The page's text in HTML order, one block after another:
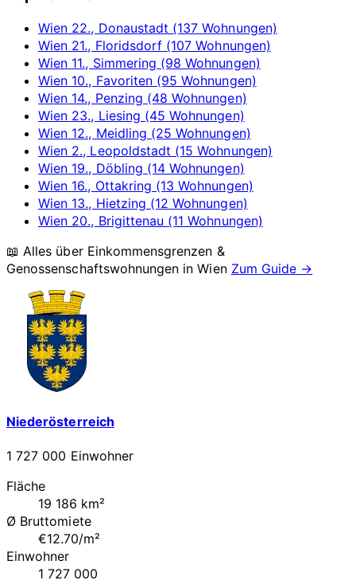
Wien 22., Donaustadt (137 Wohnungen)
Wien 21., Floridsdorf (107 Wohnungen)
Wien 11., Simmering (98 Wohnungen)
Wien 10., Favoriten (95 Wohnungen)
Wien 14., Penzing (48 Wohnungen)
Wien 23., Liesing (45 Wohnungen)
Wien 12., Meidling (25 Wohnungen)
Wien 2., Leopoldstadt (15 Wohnungen)
Wien 19., Döbling (14 Wohnungen)
Wien 16., Ottakring (13 Wohnungen)
Wien 13., Hietzing (12 Wohnungen)
Wien 20., Brigittenau (11 Wohnungen)
📖 Alles über Einkommensgrenzen &
Genossenschaftswohnungen inWien Zum Guide →
Niederösterreich
1 727 000 Einwohner
Fläche
19 186 km²
Ø Bruttomiete
€12.70/m²
Einwohner
1 727 000